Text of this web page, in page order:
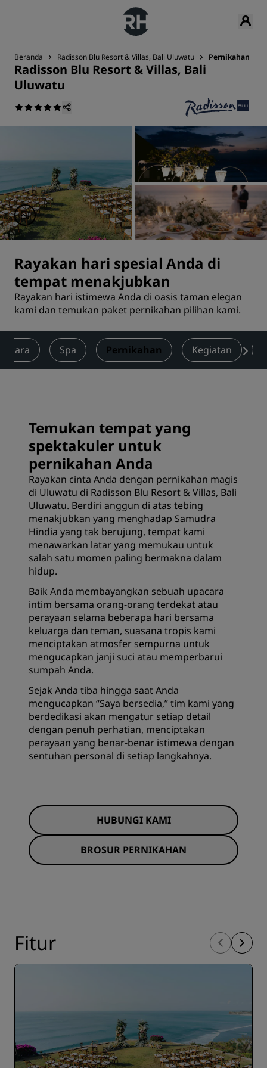
Beranda Radisson Blu Resort & Villas, Bali Uluwatu Pernikahan
Radisson Blu Resort & Villas, Bali
Uluwatu
Rayakan hari spesial Anda di
tempat menakjubkan
Rayakan hari istimewa Anda di oasis taman elegan
kami dan temukan paket pernikahan pilihan kami.
Acara Spa Pernikahan Kegiatan
Temukan tempat yang
spektakuler untuk
pernikahan Anda
Rayakan cinta Anda dengan pernikahan magis
di Uluwatu di Radisson Blu Resort & Villas, Bali
Uluwatu. Berdiri anggun di atas tebing
menakjubkan yang menghadap Samudra
Hindia yang tak berujung, tempat kami
menawarkan latar yang memukau untuk
salah satu momen paling bermakna dalam
hidup.
Baik Anda membayangkan sebuah upacara
intim bersama orang-orang terdekat atau
perayaan selama beberapa hari bersama
keluarga dan teman, suasana tropis kami
menciptakan atmosfer sempurna untuk
mengucapkan janji suci atau memperbarui
sumpah Anda.
Sejak Anda tiba hingga saat Anda
mengucapkan “Saya bersedia,” tim kami yang
berdedikasi akan mengatur setiap detail
dengan penuh perhatian, menciptakan
perayaan yang benar-benar istimewa dengan
sentuhan personal di setiap langkahnya.
HUBUNGI KAMI
BROSUR PERNIKAHAN
Fitur